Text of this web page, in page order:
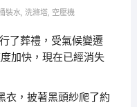
裝水, 洗滌塔, 空壓機
了葬禮，受氣候變遷
加快，現在已經消失
衣，披著黑頭紗爬了約